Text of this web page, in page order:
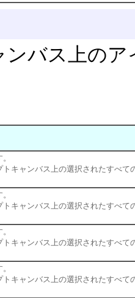
ンバス上の
キャンバス上の選択されたすべ
キャンバス上の選択されたすべ
キャンバス上の選択されたすべ
キャンバス上の選択されたすべ